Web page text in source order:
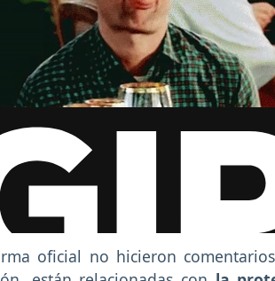
oficial no hicieron